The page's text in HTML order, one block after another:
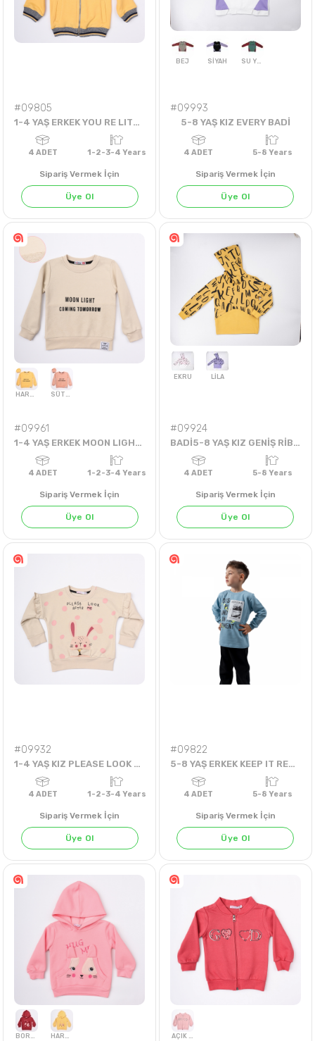
#09805
1-4 YAŞ ERKEK YOU RE LITTLE RACER HIRKA
ADET 1-2-3-4 Years
Sipariş Vermek İçin
Üye Ol
BEJ SİYAH SU YEŞİLİ
#09993
5-8 YAŞ KIZ EVERY BADİ
4 ADET
Sipariş Vermek İçin
Üye Ol
#09961
1-4 YAŞ ERKEK MOON LIGHT SWEAT
ADET 1-2-3-4 Years
Sipariş Vermek İçin
Üye Ol
LİLA
#09924
BADİ5-8 YAŞ KIZ GENİŞ RİBANALI BADİ
ADET
Sipariş Vermek İçin
Üye Ol
#09932
1-4 YAŞ KIZ PLEASE LOOK BADİ
4 ADET
Sipariş Vermek İçin
Üye Ol
#09822
5-8 YAŞ ERKEK KEEP IT REAL SWEAT
Sipariş Vermek İçin
Üye Ol